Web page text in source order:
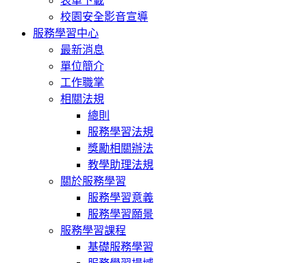
校園安全影音宣導
服務學習中心
最新消息
單位簡介
工作職掌
相關法規
總則
服務學習法規
獎勵相關辦法
教學助理法規
關於服務學習
服務學習意義
服務學習願景
服務學習課程
基礎服務學習